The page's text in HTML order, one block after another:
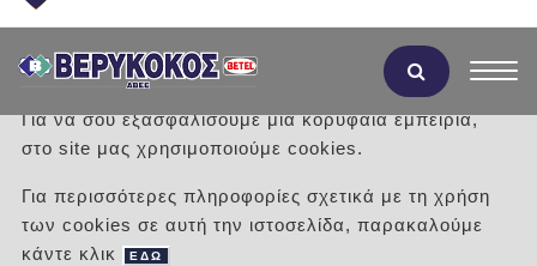
/ Προϊόντα / ΞΥΛΙΝΑ ΔΑΠΕΔΑ
Αποδοχή Cookies
Για να σου εξασφαλίσουμε μια κορυφαία εμπειρία,
στο site μας χρησιμοποιούμε cookies.
Για περισσότερες πληροφορίες σχετικά με τη χρήση
των cookies σε αυτή την ιστοσελίδα, παρακαλούμε
κάντε κλικ
ΕΔΩ